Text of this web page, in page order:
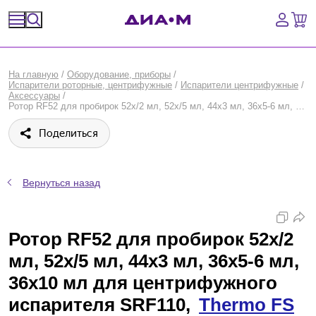
Оборудование, приборы
Расходные материалы, пластик, стекло
Предметный указатель
Войти
Сравнение
На главную / Оборудование, приборы /
Испарители роторные, центрифужные / Испарители центрифужные /
Аксессуары /
Ротор RF52 для пробирок 52x/2 мл, 52x/5 мл, 44x3 мл, 36x5-6 мл, 36x10 мл для центрифужного испарителя SRF110, Thermo FS
Поделиться
Вернуться назад
Ротор RF52 для пробирок 52x/2
мл, 52x/5 мл, 44x3 мл, 36x5-6 мл,
36x10 мл для центрифужного
испарителя SRF110, Thermo FS